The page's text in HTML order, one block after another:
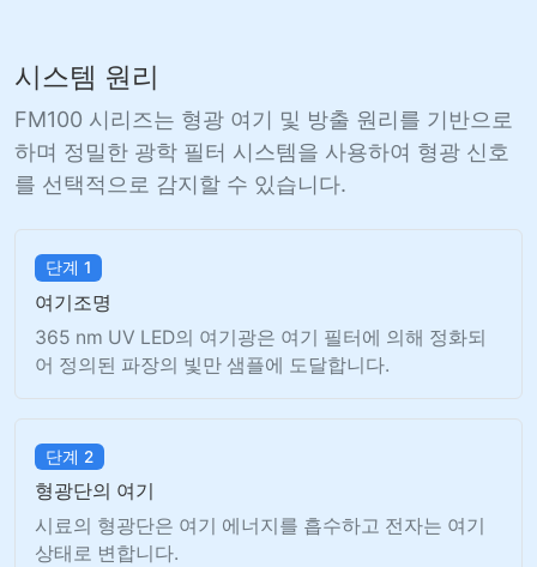
시스템 원리
FM100 시리즈는 형광 여기 및 방출 원리를 기반으로
하며 정밀한 광학 필터 시스템을 사용하여 형광 신호
를 선택적으로 감지할 수 있습니다.
단계 1
여기조명
365 nm UV LED의 여기광은 여기 필터에 의해 정화되
어 정의된 파장의 빛만 샘플에 도달합니다.
단계 2
형광단의 여기
시료의 형광단은 여기 에너지를 흡수하고 전자는 여기
상태로 변합니다.